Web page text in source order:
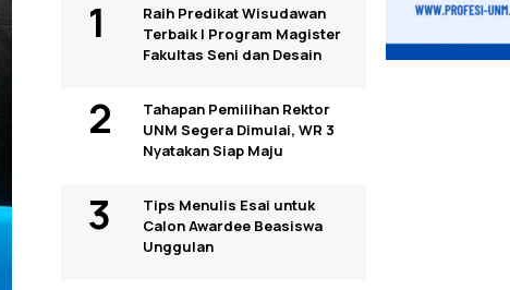
Raih Predikat Wisudawan
Terbaik I Program Magister
Fakultas Seni dan Desain
Tahapan Pemilihan Rektor
UNM Segera Dimulai, WR 3
Nyatakan Siap Maju
Tips Menulis Esai untuk
Calon Awardee Beasiswa
Unggulan